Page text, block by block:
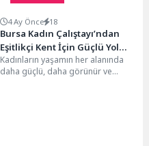
4 Ay Önce 18
Bursa Kadın Çalıştayı’ndan
Eşitlikçi Kent İçin Güçlü Yol
Haritası
Kadınların yaşamın her alanında
daha güçlü, daha görünür ve